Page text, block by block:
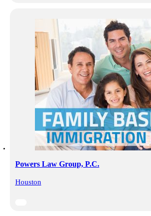
Powers Law Group, P.C.
Houston